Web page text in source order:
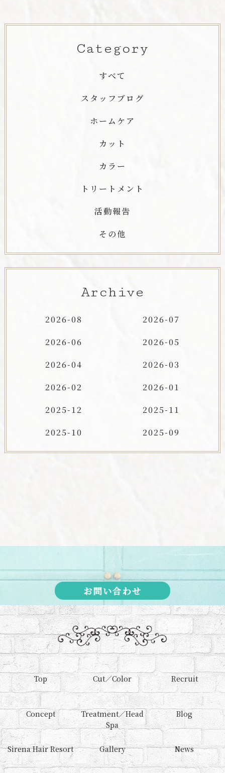
Category
すべて
スタッフブログ
ホームケア
カット
カラー
トリートメント
活動報告
その他
Archive
2026-08
2026-07
2026-06
2026-05
2026-04
2026-03
2026-02
2026-01
2025-12
2025-11
2025-10
2025-09
お問い合わせ
Top
Concept
Sirena Hair Resort
Cut／Color
Treatment／Head
Spa
Gallery
Recruit
Blog
News